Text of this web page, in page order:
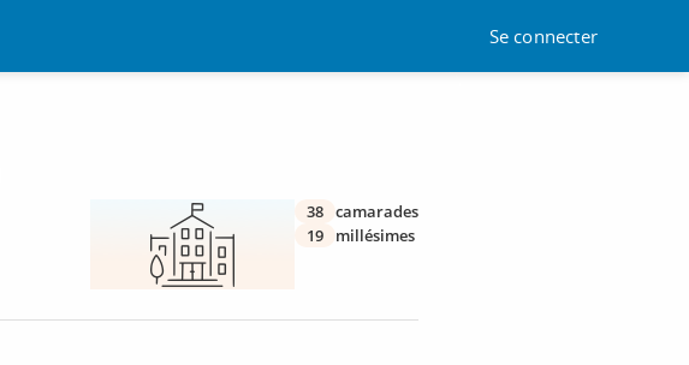
Se connecter
38 camarades
19
millésimes